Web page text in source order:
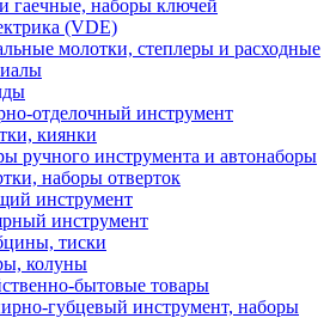
гаечные, наборы ключей
(VDE)
молотки, степлеры и расходные
отделочный инструмент
киянки
ручного инструмента и автонаборы
наборы отверток
инструмент
инструмент
тиски
колуны
бытовые товары
губцевый инструмент, наборы